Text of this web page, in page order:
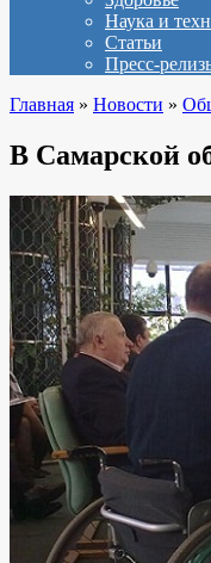
Наука и
Статьи
Пресс-
Главная » Новости »
В Самарской